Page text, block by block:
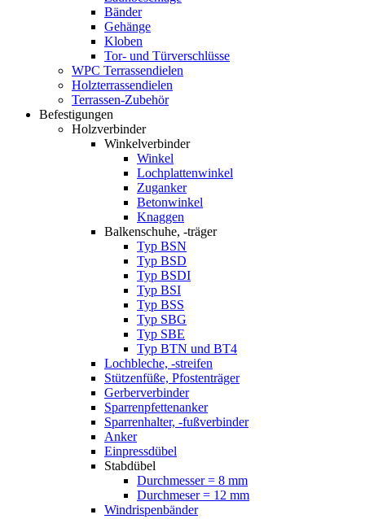
Bänder
Gehänge
Kloben
Tor- und Türverschlüsse
WPC Terrassendielen
Holzterrassendielen
Terrassen-Zubehör
Befestigungen
Holzverbinder
Winkelverbinder
Winkel
Lochplattenwinkel
Zuganker
Betonwinkel
Knaggen
Balkenschuhe, -träger
Typ BSN
Typ BSD
Typ BSDI
Typ BSI
Typ BSS
Typ SBG
Typ SBE
Typ BTN und BT4
Lochbleche, -streifen
Stützenfüße, Pfostenträger
Gerberverbinder
Sparrenpfettenanker
Sparrenhalter, -fußverbinder
Anker
Einpressdübel
Stabdübel
Durchmesser = 8 mm
Durchmeser = 12 mm
Windrispenbänder